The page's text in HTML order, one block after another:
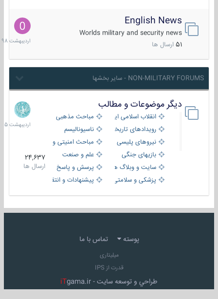
English News
Worlds military and security news
51 ارسال ها
10
1398
NON-MILITARY FORUMS - سایر بخشها
دیگر موضوعات و مطالب
انقلاب اسلامی ایران
مباحث مذهبی
رویدادهای تاریخی و مذهبیناسیونالیسم
نیروهای پلیسی
مباحث امنیتی و اطلاعاتی
بازیهای جنگی
علم و صنعت
سایت و وبلاگ ها
پرسش و پاسخ
پزشکی و سلامتی
پیشنهادات و انتقادات
24,637
ارسال ها
8
1405
پوسته تماس با ما
میلیتاری
قدرت از IPS
طراحي و توسعه سايت - iTgama.ir